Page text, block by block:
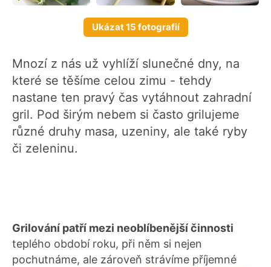
Ukázat 15 fotografií
Mnozí z nás už vyhlíží slunečné dny, na
které se těšíme celou zimu - tehdy
nastane ten pravý čas vytáhnout zahradní
gril. Pod širým nebem si často grilujeme
různé druhy masa, uzeniny, ale také ryby
či zeleninu.
Grilování patří mezi neoblíbenější činnosti
teplého období roku, při něm si nejen
pochutnáme, ale zároveň strávíme příjemné